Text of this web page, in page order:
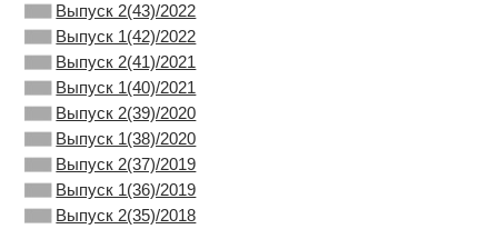
Выпуск 2(43)/2022
Выпуск 1(42)/2022
Выпуск 2(41)/2021
Выпуск 1(40)/2021
Выпуск 2(39)/2020
Выпуск 1(38)/2020
Выпуск 2(37)/2019
Выпуск 1(36)/2019
Выпуск 2(35)/2018